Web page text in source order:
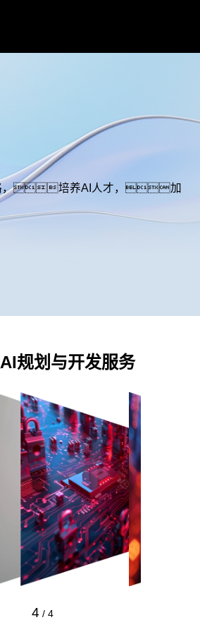
略，培养AI人才，加
规划与开发服务
4 / 4